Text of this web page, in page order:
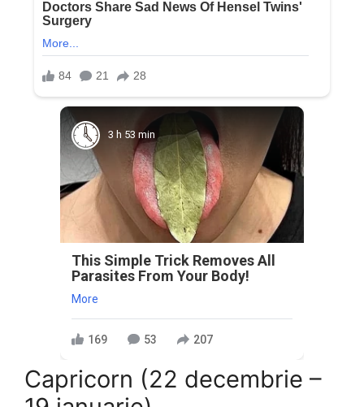
3 h 53 min
This Simple Trick Removes All
Parasites From Your Body!
More
169 53 207
Capricorn (22 decembrie –